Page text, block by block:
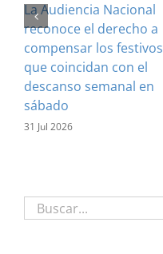
La Audiencia Nacional
reconoce el derecho a
compensar los festivos
que coincidan con el
descanso semanal en
sábado
31 Jul 2026
Buscar: